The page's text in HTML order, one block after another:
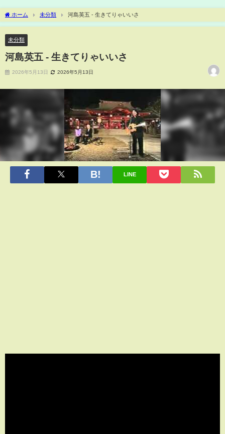
ホーム 未分類 河島英五 - 生きてりゃいいさ
未分類
河島英五 - 生きてりゃいいさ
2026年5月13日 2026年5月13日
LINE